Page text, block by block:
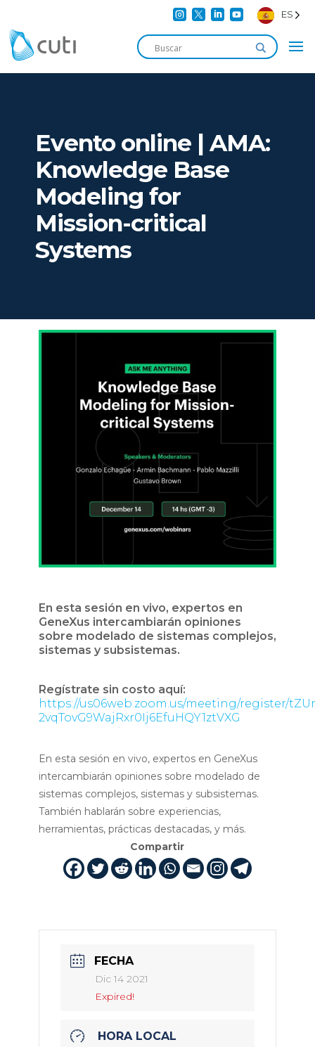
    ES
Evento online | AMA:
Knowledge Base
Modeling for
Mission-critical
Systems
En esta sesión en vivo, expertos en
GeneXus intercambiarán opiniones
sobre modelado de sistemas complejos,
sistemas y subsistemas.
Regístrate sin costo aquí:
https://us06web.zoom.us/meeting/register/
2vqTovG9WajRxr0Ij6EfuHQY1ztVXG
En esta sesión en vivo, expertos en GeneXus
intercambiarán opiniones sobre modelado de
sistemas complejos, sistemas y subsistemas.
También hablarán sobre experiencias,
herramientas, prácticas destacadas, y más.
Compartir
FECHA
Dic 14 2021
Expired!
HORA LOCAL